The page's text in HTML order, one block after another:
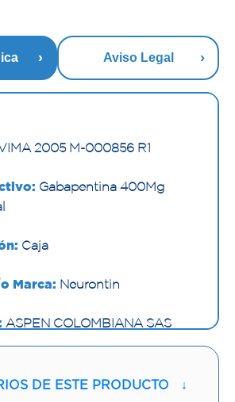
Aviso Legal
2005 M-000856 R1
Gabapentina 400Mg
Caja
Marca: Neurontin
ASPEN COLOMBIANA SAS
DE ESTE PRODUCTO ↓